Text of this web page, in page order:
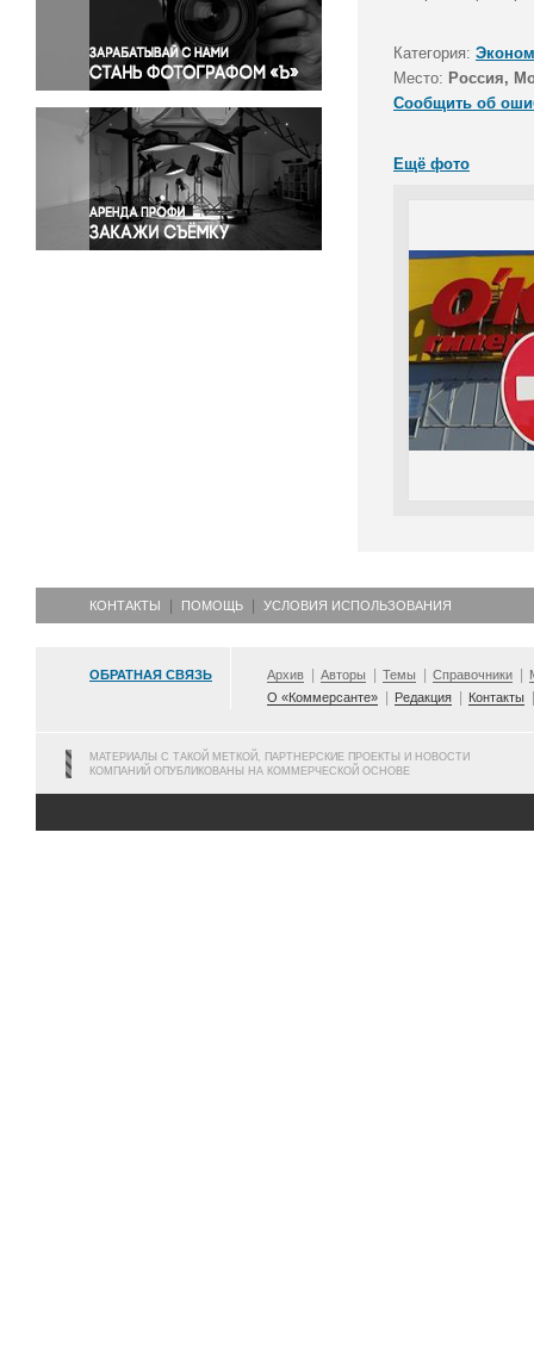
Правосудие
Происшествия и конфликты
Религия
Светская жизнь
Спорт
Экология
Экономика и бизнес
Категория:
Место: Россия,
Сообщить об
Ещё фото
КОНТАКТЫ ПОМОЩЬ УСЛОВИЯ ИСПОЛЬЗОВАНИЯ
ОБРАТНАЯ СВЯЗЬ Архив Авторы Темы Справочники
О «Коммерсанте»
Редакция Контакты
МАТЕРИАЛЫ С ТАКОЙ МЕТКОЙ, ПАРТНЕРСКИЕ ПРОЕКТЫ И НОВОСТИ
КОМПАНИЙ ОПУБЛИКОВАНЫ НА КОММЕРЧЕСКОЙ ОСНОВЕ